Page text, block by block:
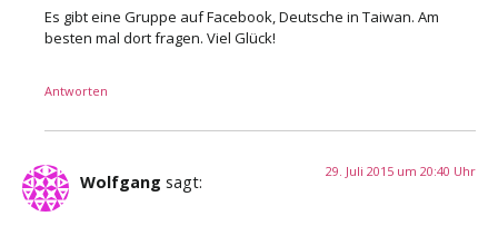
Es gibt eine Gruppe auf Facebook, Deutsche in Taiwan. Am
besten mal dort fragen. Viel Glück!
Antworten
Wolfgang sagt:
29. Juli 2015 um 20:40 Uhr